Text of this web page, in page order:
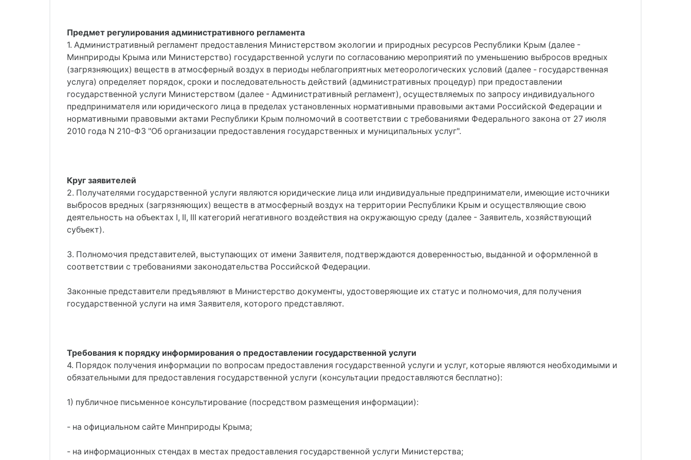
Предмет регулирования административного регламента
1. Административный регламент предоставления Министерством экологии и природных ресурсов Республики Крым (далее -
Минприроды Крыма или Министерство) государственной услуги по согласованию мероприятий по уменьшению выбросов вредных
(загрязняющих) веществ в атмосферный воздух в периоды неблагоприятных метеорологических условий (далее - государственная
услуга) определяет порядок, сроки и последовательность действий (административных процедур) при предоставлении
государственной услуги Министерством (далее - Административный регламент), осуществляемых по запросу индивидуального
предпринимателя или юридического лица в пределах установленных нормативными правовыми актами Российской Федерации и
нормативными правовыми актами Республики Крым полномочий в соответствии с требованиями Федерального закона от 27 июля
2010 года N 210-ФЗ "Об организации предоставления государственных и муниципальных услуг".
Круг заявителей
2. Получателями государственной услуги являются юридические лица или индивидуальные предприниматели, имеющие источники
выбросов вредных (загрязняющих) веществ в атмосферный воздух на территории Республики Крым и осуществляющие свою
деятельность на объектах I, II, III категорий негативного воздействия на окружающую среду (далее - Заявитель, хозяйствующий
субъект).
3. Полномочия представителей, выступающих от имени Заявителя, подтверждаются доверенностью, выданной и оформленной в
соответствии с требованиями законодательства Российской Федерации.
Законные представители предъявляют в Министерство документы, удостоверяющие их статус и полномочия, для получения
государственной услуги на имя Заявителя, которого представляют.
Требования к порядку информирования о предоставлении государственной услуги
4. Порядок получения информации по вопросам предоставления государственной услуги и услуг, которые являются необходимыми и
обязательными для предоставления государственной услуги (консультации предоставляются бесплатно):
1) публичное письменное консультирование (посредством размещения информации):
- на официальном сайте Минприроды Крыма;
- на информационных стендах в местах предоставления государственной услуги Министерства;